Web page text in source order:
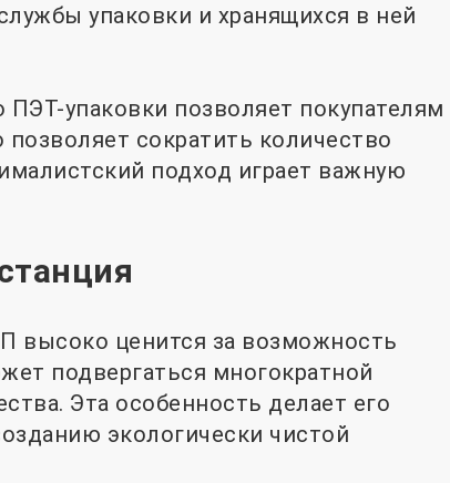
упаковки и хранящихся в ней
ПЭТ-упаковки позволяет покупателям
сократить количество
подход играет важную
высоко ценится за возможность
подвергаться многократной
Эта особенность делает его
экологически чистой